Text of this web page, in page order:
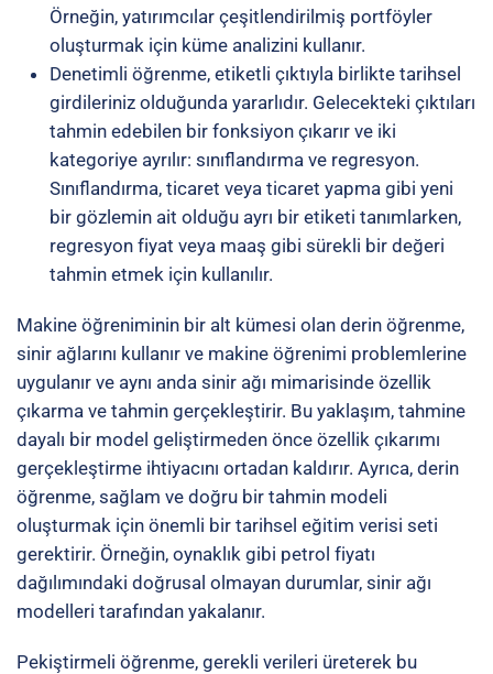
Örneğin, yatırımcılar çeşitlendirilmiş portföyler
oluşturmak için küme analizini kullanır.
Denetimli öğrenme, etiketli çıktıyla birlikte tarihsel
girdileriniz olduğunda yararlıdır. Gelecekteki çıktıları
tahmin edebilen bir fonksiyon çıkarır ve iki
kategoriye ayrılır: sınıflandırma ve regresyon.
Sınıflandırma, ticaret veya ticaret yapma gibi yeni
bir gözlemin ait olduğu ayrı bir etiketi tanımlarken,
regresyon fiyat veya maaş gibi sürekli bir değeri
tahmin etmek için kullanılır.
Makine öğreniminin bir alt kümesi olan derin öğrenme,
sinir ağlarını kullanır ve makine öğrenimi problemlerine
uygulanır ve aynı anda sinir ağı mimarisinde özellik
çıkarma ve tahmin gerçekleştirir. Bu yaklaşım, tahmine
dayalı bir model geliştirmeden önce özellik çıkarımı
gerçekleştirme ihtiyacını ortadan kaldırır. Ayrıca, derin
öğrenme, sağlam ve doğru bir tahmin modeli
oluşturmak için önemli bir tarihsel eğitim verisi seti
gerektirir. Örneğin, oynaklık gibi petrol fiyatı
dağılımındaki doğrusal olmayan durumlar, sinir ağı
modelleri tarafından yakalanır.
Pekiştirmeli öğrenme, gerekli verileri üreterek bu